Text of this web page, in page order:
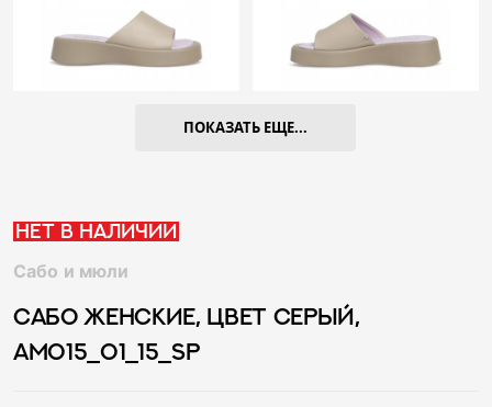
ПОКАЗАТЬ ЕЩЕ...
Нет в наличии
Сабо и мюли
САБО ЖЕНСКИЕ, ЦВЕТ СЕРЫЙ,
AM015_01_15_SP